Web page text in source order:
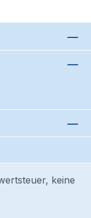
keine